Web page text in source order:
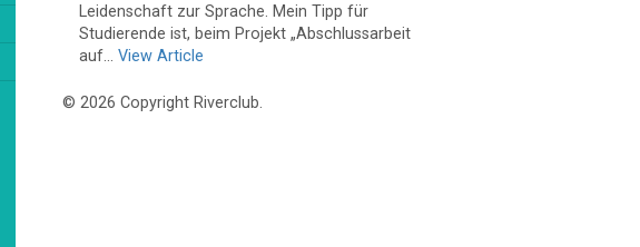
Leidenschaft zur Sprache. Mein Tipp für
Studierende ist, beim Projekt „Abschlussarbeit
auf... View Article
© 2026 Copyright Riverclub.